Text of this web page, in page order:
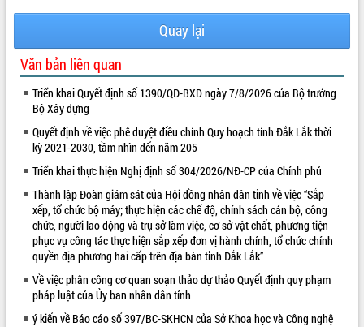
VIDEO
Không có file video nào để phát.
ALBUM ẢNH
Quay lại
Văn bản liên quan
Triển khai Quyết định số 1390/QĐ-BXD ngày 7/8/2026 của Bộ trưởng
Bộ Xây dựng
Quyết định về việc phê duyệt điều chỉnh Quy hoạch tỉnh Đắk Lắk thời
kỳ 2021-2030, tầm nhìn đến năm 205
Triển khai thực hiện Nghị định số 304/2026/NĐ-CP của Chính phủ
Thành lập Đoàn giám sát của Hội đồng nhân dân tỉnh về việc “Sắp
xếp, tổ chức bộ máy; thực hiện các chế độ, chính sách cán bộ, công
chức, người lao động và trụ sở làm việc, cơ sở vật chất, phương tiện
phục vụ công tác thực hiện sắp xếp đơn vị hành chính, tổ chức chính
quyền địa phương hai cấp trên địa bàn tỉnh Đắk Lắk”
Về việc phân công cơ quan soạn thảo dự thảo Quyết định quy phạm
pháp luật của Ủy ban nhân dân tỉnh
ý kiến về Báo cáo số 397/BC-SKHCN của Sở Khoa học và Công nghệ